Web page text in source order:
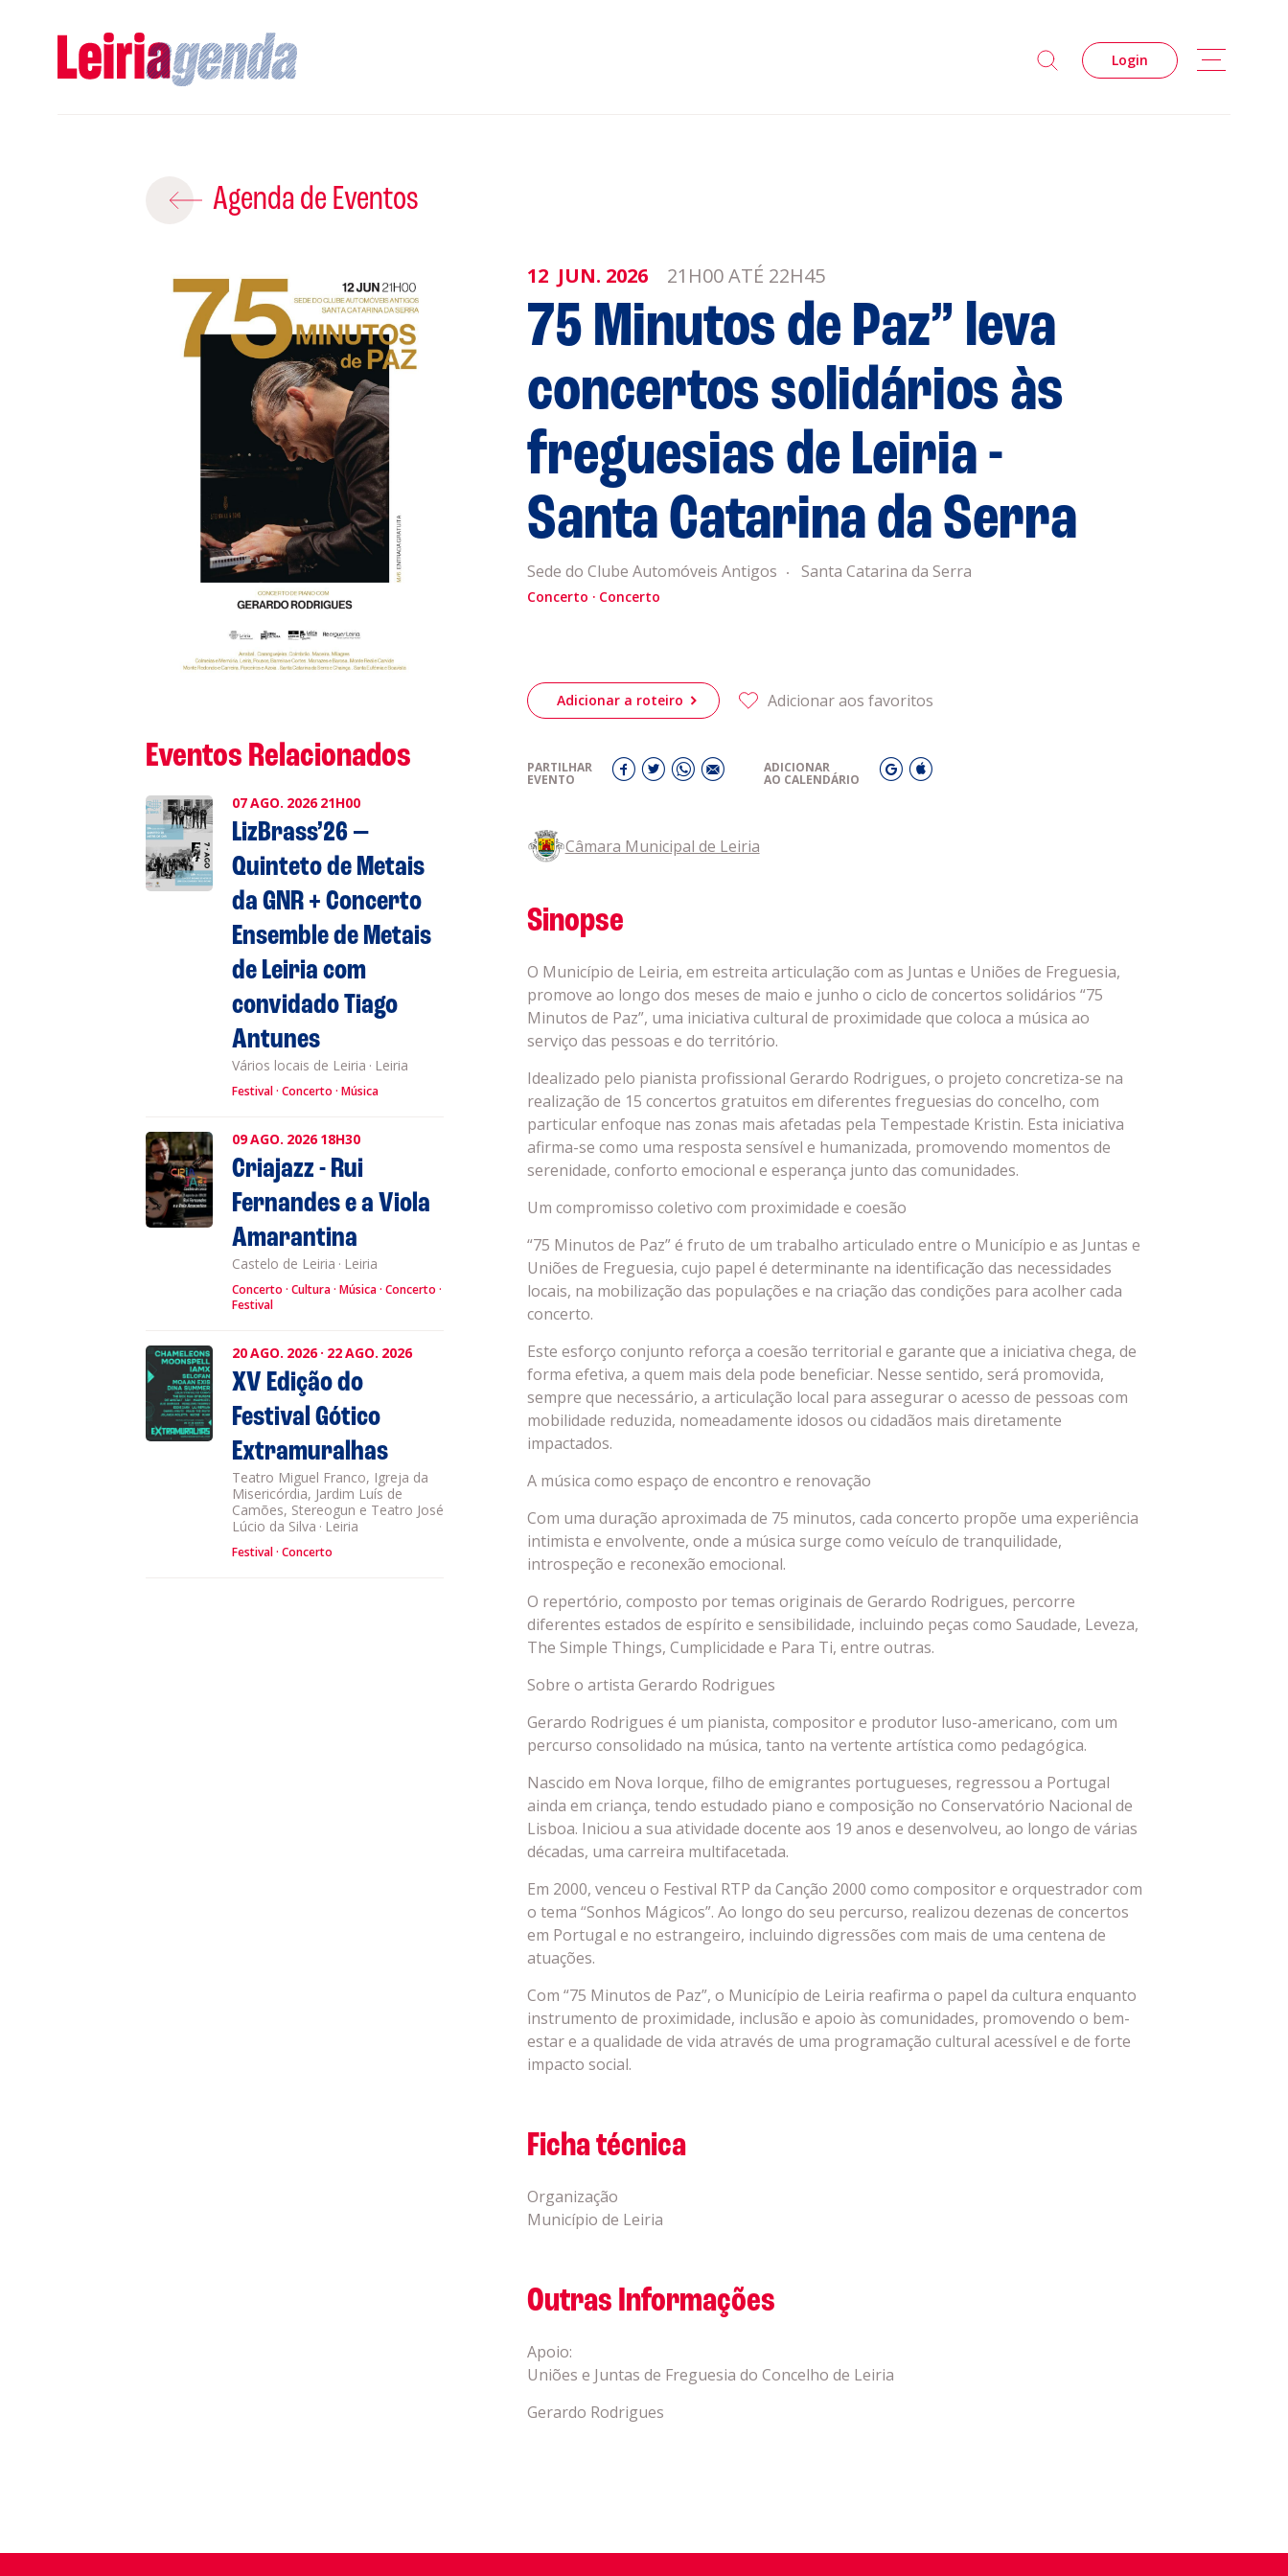
Login
Agenda
Sobre a
Leiriagenda
Promotores
Clubes Desportivos
Informações
Política de Cookies
Acompanhe a Leiria Agenda
Agenda de Eventos
12 JUN. 2026 21H00 ATÉ 22H45
75 Minutos de Paz” leva
concertos solidários às
freguesias de Leiria -
Santa Catarina da Serra
Sede do Clube Automóveis Antigos Santa Catarina da Serra
Concerto Concerto
Adicionar a roteiro Adicionar aos favoritos
PARTILHAR
EVENTO
ADICIONAR
AO CALENDÁRIO
Câmara Municipal de Leiria
Sinopse
O Município de Leiria, em estreita articulação com as Juntas e Uniões de Freguesia,
promove ao longo dos meses de maio e junho o ciclo de concertos solidários “75
Minutos de Paz”, uma iniciativa cultural de proximidade que coloca a música ao
serviço das pessoas e do território.
Idealizado pelo pianista profissional Gerardo Rodrigues, o projeto concretiza-se na
realização de 15 concertos gratuitos em diferentes freguesias do concelho, com
particular enfoque nas zonas mais afetadas pela Tempestade Kristin. Esta iniciativa
afirma-se como uma resposta sensível e humanizada, promovendo momentos de
serenidade, conforto emocional e esperança junto das comunidades.
Um compromisso coletivo com proximidade e coesão
“75 Minutos de Paz” é fruto de um trabalho articulado entre o Município e as Juntas e
Uniões de Freguesia, cujo papel é determinante na identificação das necessidades
locais, na mobilização das populações e na criação das condições para acolher cada
concerto.
Este esforço conjunto reforça a coesão territorial e garante que a iniciativa chega, de
forma efetiva, a quem mais dela pode beneficiar. Nesse sentido, será promovida,
sempre que necessário, a articulação local para assegurar o acesso de pessoas com
mobilidade reduzida, nomeadamente idosos ou cidadãos mais diretamente
impactados.
A música como espaço de encontro e renovação
Com uma duração aproximada de 75 minutos, cada concerto propõe uma experiência
intimista e envolvente, onde a música surge como veículo de tranquilidade,
introspeção e reconexão emocional.
O repertório, composto por temas originais de Gerardo Rodrigues, percorre
diferentes estados de espírito e sensibilidade, incluindo peças como Saudade, Leveza,
The Simple Things, Cumplicidade e Para Ti, entre outras.
Sobre o artista Gerardo Rodrigues
Gerardo Rodrigues é um pianista, compositor e produtor luso-americano, com um
percurso consolidado na música, tanto na vertente artística como pedagógica.
Nascido em Nova Iorque, filho de emigrantes portugueses, regressou a Portugal
ainda em criança, tendo estudado piano e composição no Conservatório Nacional de
Lisboa. Iniciou a sua atividade docente aos 19 anos e desenvolveu, ao longo de várias
décadas, uma carreira multifacetada.
Em 2000, venceu o Festival RTP da Canção 2000 como compositor e orquestrador com
o tema “Sonhos Mágicos”. Ao longo do seu percurso, realizou dezenas de concertos
em Portugal e no estrangeiro, incluindo digressões com mais de uma centena de
atuações.
Com “75 Minutos de Paz”, o Município de Leiria reafirma o papel da cultura enquanto
instrumento de proximidade, inclusão e apoio às comunidades, promovendo o bem-
estar e a qualidade de vida através de uma programação cultural acessível e de forte
impacto social.
Ficha técnica
Organização
Município de Leiria
Outras Informações
Apoio:
Uniões e Juntas de Freguesia do Concelho de Leiria
Gerardo Rodrigues
Eventos Relacionados
07AGO. 202621H00
LizBrass’26 —
Quinteto de Metais
da GNR + Concerto
Ensemble de Metais
de Leiria com
convidado Tiago
Antunes
Vários locais de Leiria · Leiria
Festival Concerto Música
09AGO. 202618H30
Criajazz - Rui
Fernandes e a Viola
Amarantina
Castelo de Leiria · Leiria
Concerto Cultura Música Concerto
Festival
20AGO. 2026· 22AGO. 2026
XV Edição do
Festival Gótico
Extramuralhas
Teatro Miguel Franco, Igreja da
Misericórdia, Jardim Luís de
Camões, Stereogun e Teatro José
Lúcio da Silva · Leiria
Festival Concerto
ROTEIROS EXISTENTES
CRIAR NOVO
Gravar